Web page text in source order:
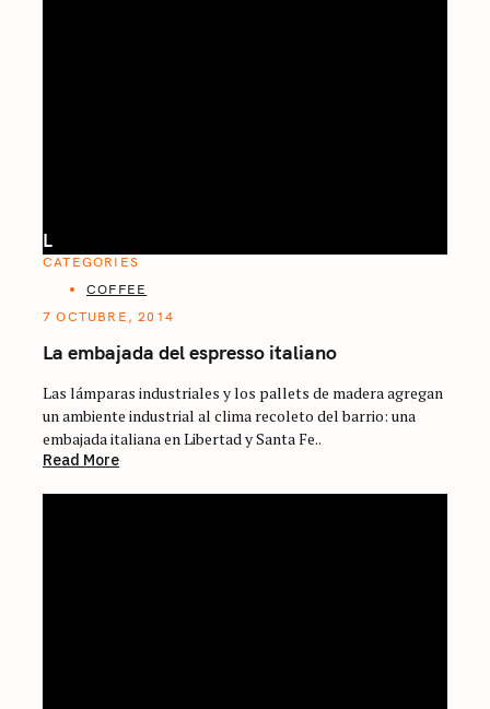
L
CATEGORIES
COFFEE
7 OCTUBRE, 2014
La embajada del espresso italiano
Las lámparas industriales y los pallets de madera agregan
un ambiente industrial al clima recoleto del barrio: una
embajada italiana en Libertad y Santa Fe..
Read More